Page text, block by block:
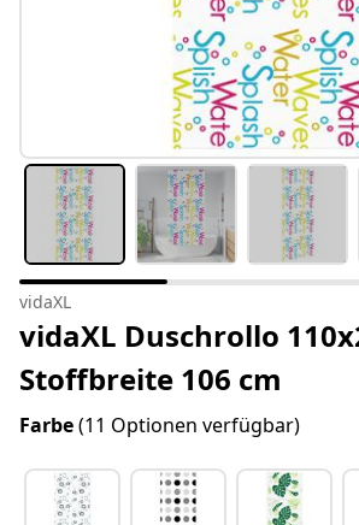
vidaXL
vidaXL Duschrollo
Stoffbreite 106 cm
Farbe(11 Optionen verfügbar)